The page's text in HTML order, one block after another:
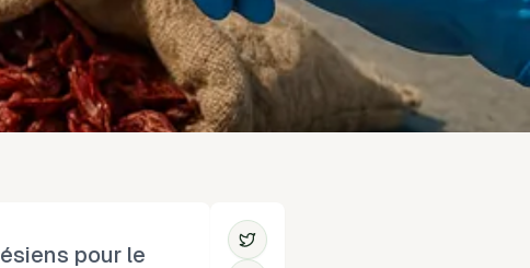
pour le